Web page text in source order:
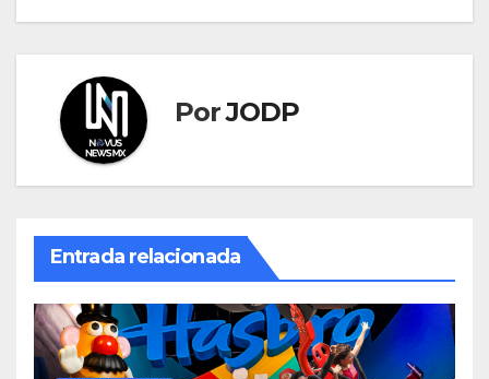
PorJODP
Entrada relacionada